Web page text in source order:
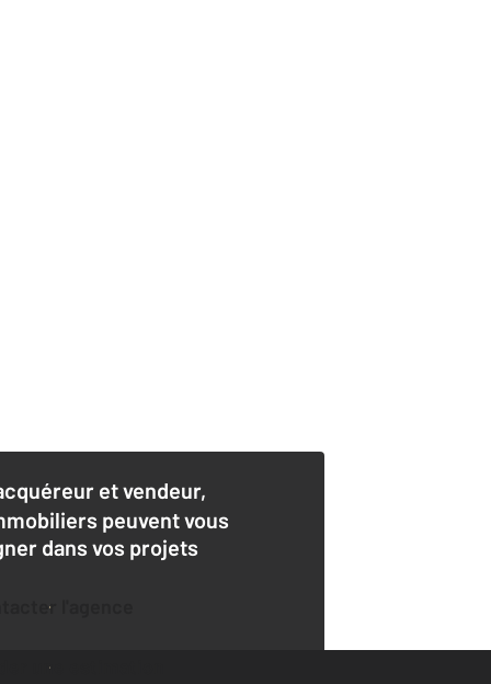
et vendeur,
peuvent vous
dans vos projets
l'agence
une estimation